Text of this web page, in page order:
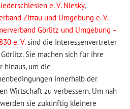
e. V. Niesky,
Zittau und Umgebung e. V.
Görlitz und Umgebung –
e. V.sind die Interessenvertreter
Sie machen sich für ihre
hinaus, um die
innerhalb der
Wirtschaft zu verbessern. Um nah
sie zukünftig kleinere